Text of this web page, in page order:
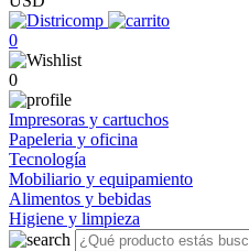
0
0
Impresoras y cartuchos
Papeleria y oficina
Tecnología
Mobiliario y equipamiento
Alimentos y bebidas
Higiene y limpieza